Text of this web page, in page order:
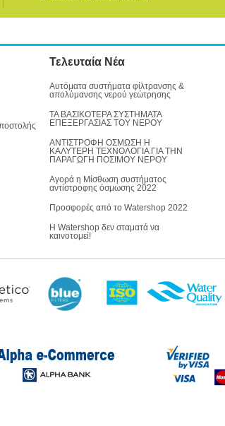
Τελευταία Νέα
Αυτόματα συστήματα φίλτρανσης &
απολύμανσης νερού γεώτρησης
ΤΑ ΒΑΣΙΚΟΤΕΡΑ ΣΥΣΤΗΜΑΤΑ
ΕΠΕΞΕΡΓΑΣΙΑΣ ΤΟΥ ΝΕΡΟΥ
ΑΝΤΙΣΤΡΟΦΗ ΟΣΜΩΣΗ Η
ΚΑΛΥΤΕΡΗ ΤΕΧΝΟΛΟΓΙΑ ΓΙΑ ΤΗΝ
ΠΑΡΑΓΩΓΗ ΠΟΣΙΜΟΥ ΝΕΡΟΥ
Αγορά η Μίσθωση συστήματος
αντίστροφης όσμωσης 2022
Προσφορές από το Watershop 2022
Η Watershop δεν σταματά να
καινοτομεί!